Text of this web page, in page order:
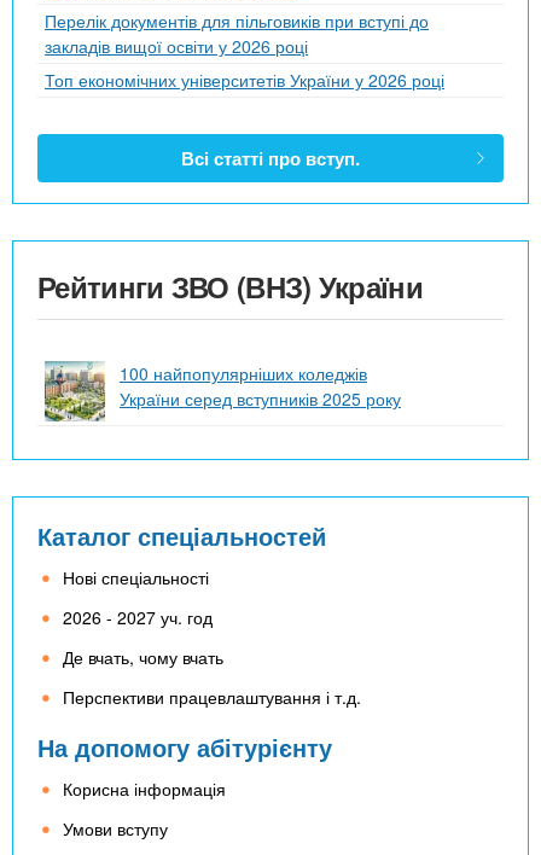
Перелік документів для пільговиків при вступі до
закладів вищої освіти у 2026 році
Топ економічних університетів України у 2026 році
Всі статті про вступ.
Рейтинги ЗВО (ВНЗ) України
100 найпопулярніших коледжів
України серед вступників 2025 року
Каталог спеціальностей
Нові спеціальності
2026 - 2027 уч. год
Де вчать, чому вчать
Перспективи працевлаштування і т.д.
На допомогу абітурієнту
Корисна інформація
Умови вступу